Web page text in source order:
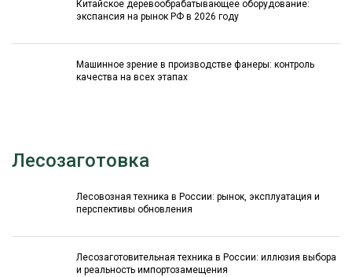
Китайское деревообрабатывающее оборудование:
экспансия на рынок РФ в 2026 году
Машинное зрение в производстве фанеры: контроль
качества на всех этапах
Лесозаготовка
Лесовозная техника в России: рынок, эксплуатация и
перспективы обновления
Лесозаготовительная техника в России: иллюзия выбора
и реальность импортозамещения